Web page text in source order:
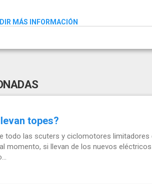
MÁS INFORMACIÓN
topes?
todo las scuters y ciclomotores limitadores
momento, si llevan de los nuevos